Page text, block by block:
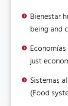
Bienestar
being and
just
Sistemas
(Food